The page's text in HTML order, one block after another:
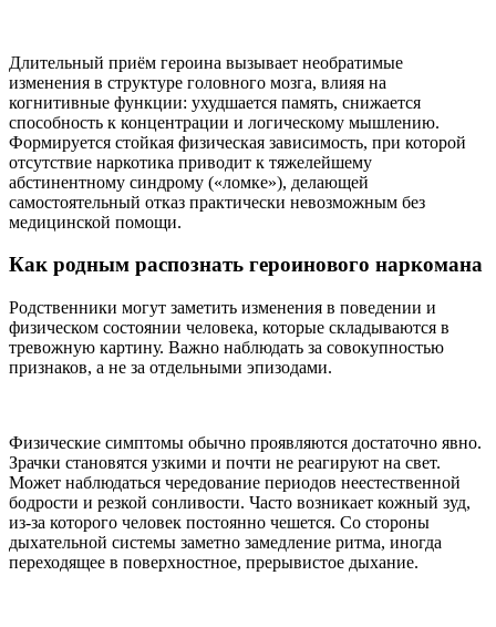
Длительный приём героина вызывает необратимые
изменения в структуре головного мозга, влияя на
когнитивные функции: ухудшается память, снижается
способность к концентрации и логическому мышлению.
Формируется стойкая физическая зависимость, при которой
отсутствие наркотика приводит к тяжелейшему
абстинентному синдрому («ломке»), делающей
самостоятельный отказ практически невозможным без
медицинской помощи.
Как родным распознать героинового наркомана
Родственники могут заметить изменения в поведении и
физическом состоянии человека, которые складываются в
тревожную картину. Важно наблюдать за совокупностью
признаков, а не за отдельными эпизодами.
Физические симптомы обычно проявляются достаточно явно.
Зрачки становятся узкими и почти не реагируют на свет.
Может наблюдаться чередование периодов неестественной
бодрости и резкой сонливости. Часто возникает кожный зуд,
из-за которого человек постоянно чешется. Со стороны
дыхательной системы заметно замедление ритма, иногда
переходящее в поверхностное, прерывистое дыхание.